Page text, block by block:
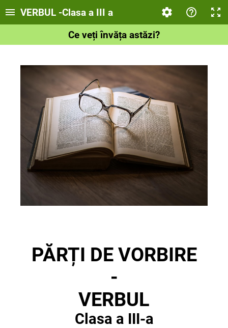
VERBUL -Clasa a III a
Ce veți învăța astăzi?
PĂRȚI DE VORBIRE
-
VERBUL
Clasa a III-a